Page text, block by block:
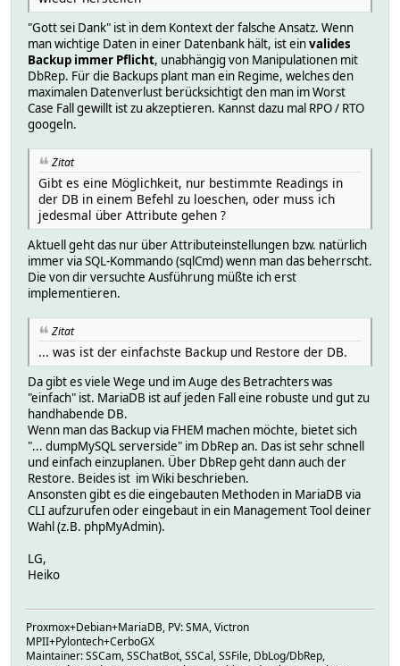
"Gott sei Dank" ist in dem Kontext der falsche Ansatz. Wenn
man wichtige Daten in einer Datenbank hält, ist einvalides
Backup immer Pflicht, unabhängig von Manipulationen mit
DbRep. Für die Backups plant man ein Regime, welches den
maximalen Datenverlust berücksichtigt den man im Worst
Case Fall gewillt ist zu akzeptieren. Kannst dazu mal RPO / RTO
googeln.
Zitat
Gibt es eine Möglichkeit, nur bestimmte Readings in
der DB in einem Befehl zu loeschen, oder muss ich
jedesmal über Attribute gehen ?
Aktuell geht das nur über Attributeinstellungen bzw. natürlich
immer via SQL-Kommando (sqlCmd) wenn man das beherrscht.
Die von dir versuchte Ausführung müßte ich erst
implementieren.
Zitat
... was ist der einfachste Backup und Restore der DB.
Da gibt es viele Wege und im Auge des Betrachters was
"einfach" ist. MariaDB ist auf jeden Fall eine robuste und gut zu
handhabende DB.
Wenn man das Backup via FHEM machen möchte, bietet sich
"... dumpMySQL serverside" im DbRep an. Das ist sehr schnell
und einfach einzuplanen. Über DbRep geht dann auch der
Restore. Beides ist im Wiki beschrieben.
Ansonsten gibt es die eingebauten Methoden in MariaDB via
CLI aufzurufen oder eingebaut in ein Management Tool deiner
Wahl (z.B. phpMyAdmin).
LG,
Heiko
Proxmox+Debian+MariaDB, PV: SMA, Victron
MPII+Pylontech+CerboGX
Maintainer: SSCam, SSChatBot, SSCal, SSFile, DbLog/DbRep,